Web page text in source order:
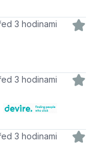
3 hodinami
3 hodinami
3 hodinami